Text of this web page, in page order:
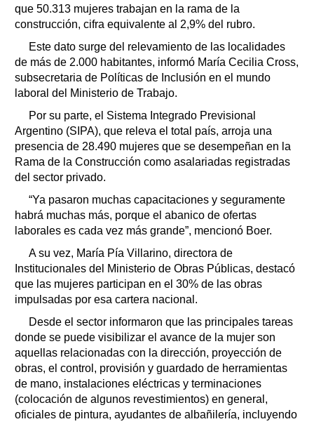
que 50.313 mujeres trabajan en la rama de la
construcción, cifra equivalente al 2,9% del rubro.
Este dato surge del relevamiento de las localidades
de más de 2.000 habitantes, informó María Cecilia Cross,
subsecretaria de Políticas de Inclusión en el mundo
laboral del Ministerio de Trabajo.
Por su parte, el Sistema Integrado Previsional
Argentino (SIPA), que releva el total país, arroja una
presencia de 28.490 mujeres que se desempeñan en la
Rama de la Construcción como asalariadas registradas
del sector privado.
“Ya pasaron muchas capacitaciones y seguramente
habrá muchas más, porque el abanico de ofertas
laborales es cada vez más grande”, mencionó Boer.
A su vez, María Pía Villarino, directora de
Institucionales del Ministerio de Obras Públicas, destacó
que las mujeres participan en el 30% de las obras
impulsadas por esa cartera nacional.
Desde el sector informaron que las principales tareas
donde se puede visibilizar el avance de la mujer son
aquellas relacionadas con la dirección, proyección de
obras, el control, provisión y guardado de herramientas
de mano, instalaciones eléctricas y terminaciones
(colocación de algunos revestimientos) en general,
oficiales de pintura, ayudantes de albañilería, incluyendo